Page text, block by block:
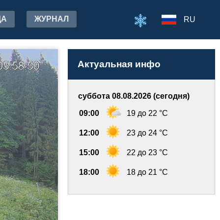
ЖУРНАЛ RU
Актуальная инфо
суббота 08.08.2026 (сегодня)
09:00 19 до 22 °C
12:00 23 до 24 °C
15:00 22 до 23 °C
18:00 18 до 21 °C